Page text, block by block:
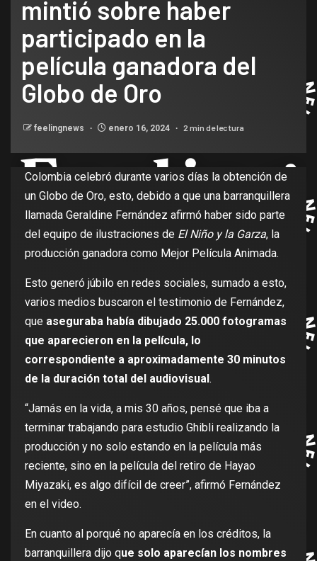
mintió sobre haber
participado en la
película ganadora del
Globo de Oro
feelingnews enero 16, 2024 2 min de lectura
Colombia celebró durante varios días la obtención de
un Globo de Oro, esto, debido a que una barranquillera
llamada Geraldine Fernández afirmó haber sido parte
del equipo de ilustraciones de El Niño y la Garza, la
producción ganadora como Mejor Película Animada.
Esto generó júbilo en redes sociales, sumado a esto,
varios medios buscaron el testimonio de Fernández,
que aseguraba había dibujado 25.000 fotogramas
que aparecieron en la película, lo
correspondiente a aproximadamente 30 minutos
de la duración total del audiovisual.
“Jamás en la vida, a mis 30 años, pensé que iba a
terminar trabajando para estudio Ghibli realizando la
producción y no solo estando en la película más
reciente, sino en la película del retiro de Hayao
Miyazaki, es algo difícil de creer”, afirmó Fernández
en el video.
En cuanto al porqué no aparecía en los créditos, la
barranquillera dijo que solo aparecían los nombres